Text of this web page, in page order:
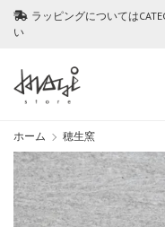
ラッピングについては
い
ホーム 穂生窯